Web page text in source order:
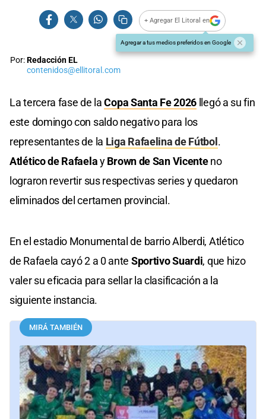
+ Agregar El Litoral en
Agregar a tus medios preferidos en Google
Por:Redacción EL
contenidos@ellitoral.com
La tercera fase de la Copa Santa Fe 2026 llegó a su fin
este domingo con saldo negativo para los
representantes de la Liga Rafaelina de Fútbol.
Atlético de RafaelayBrown de San Vicenteno
lograron revertir sus respectivas series y quedaron
eliminados del certamen provincial.
En el estadio Monumental de barrio Alberdi, Atlético
de Rafaela cayó 2 a 0 ante Sportivo Suardi, que hizo
valer su eficacia para sellar la clasificación a la
siguiente instancia.
MIRÁ TAMBIÉN